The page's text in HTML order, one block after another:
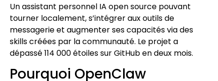
Un assistant personnel IA open source pouvant
tourner localement, s’intégrer aux outils de
messagerie et augmenter ses capacités via des
skills créées par la communauté. Le projet a
dépassé 114 000 étoiles sur GitHub en deux mois.
Pourquoi OpenClaw